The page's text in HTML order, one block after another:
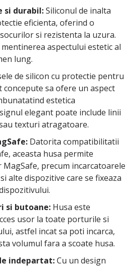
si durabil:Siliconul de inalta
eficienta, oferind o
si rezistenta la uzura.
aspectului estetic al
lung.
de silicon cu protectie pentru
sa ofere un aspect
estetica
elegant poate include linii
texturi atragatoare.
Datorita compatibilitatii
aceasta husa permite
precum incarcatoarele
alte dispozitive care se fixeaza
si butoane: Husa este
usor la toate porturile si
astfel incat sa poti incarca,
volumul fara a scoate husa.
indepartat:Cu un design